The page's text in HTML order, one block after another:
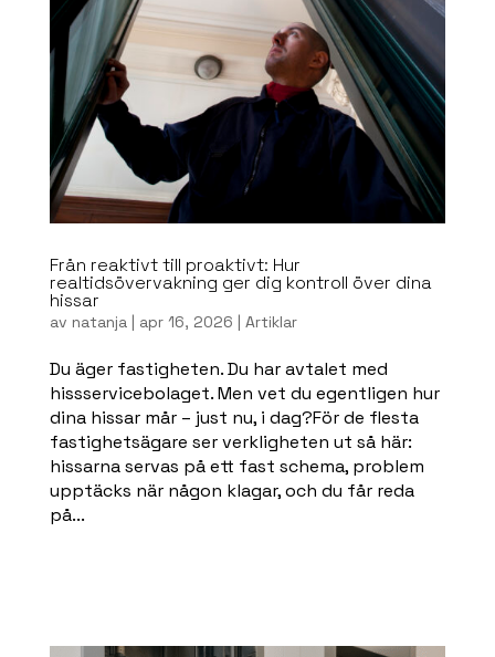
Från reaktivt till proaktivt: Hur
realtidsövervakning ger dig kontroll över dina
hissar
av natanja| apr 16, 2026 | Artiklar
Du äger fastigheten. Du har avtalet med
hissservicebolaget. Men vet du egentligen hur
dina hissar mår – just nu, i dag?För de flesta
fastighetsägare ser verkligheten ut så här:
hissarna servas på ett fast schema, problem
upptäcks när någon klagar, och du får reda
på...